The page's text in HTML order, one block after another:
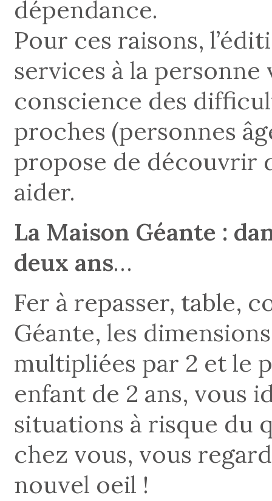
dépendance.
Pour ces raisons,
services à la
conscience des
proches (personnes
propose de découvrir
aider.
La Maison Géante :
deux ans…
Fer à repasser, table,
Géante, les
multipliées par 2 et le
enfant de 2 ans, vous
situations à risque du
chez vous, vous
nouvel oeil !